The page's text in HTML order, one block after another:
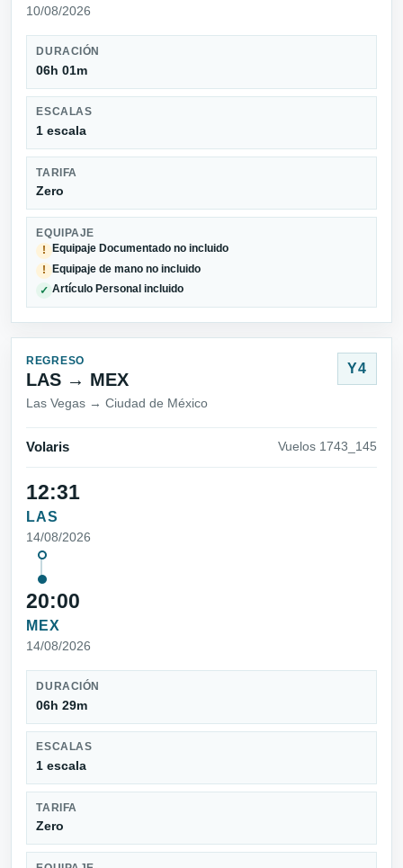
10/08/2026
DURACIÓN
06h 01m
ESCALAS
1 escala
TARIFA
Zero
EQUIPAJE
!
Equipaje Documentado no incluido
! Equipaje de mano no incluido
✓ Artículo Personal incluido
REGRESO
LAS → MEX
Las Vegas → Ciudad de México
Y4
Volaris Vuelos 1743_145
12:31
LAS
14/08/2026
20:00
MEX
14/08/2026
DURACIÓN
06h 29m
ESCALAS
1 escala
TARIFA
Zero